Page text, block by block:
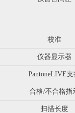
校准
仪器显示器
PantoneLIVE支
合格/不合格指
扫描长度